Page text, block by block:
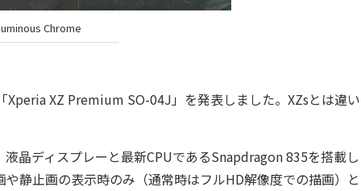
Chrome
XZ Premium SO-04J」を発表しました。XZsとは違
ディスプレーと最新CPUであるSnapdragon 835を搭載
静止画の表示時のみ（通常時はフルHD解像度での描画）